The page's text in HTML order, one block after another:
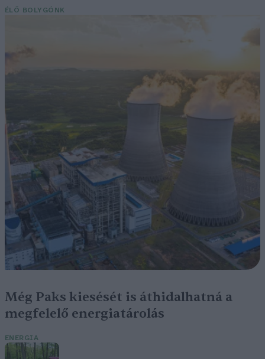
ÉLŐ BOLYGÓNK
Még Paks kiesését is áthidalhatná a
megfelelő energiatárolás
ENERGIA